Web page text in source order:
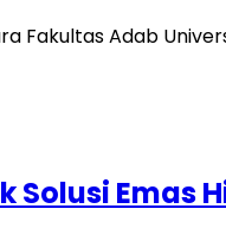
Fakultas Adab
Solusi Emas